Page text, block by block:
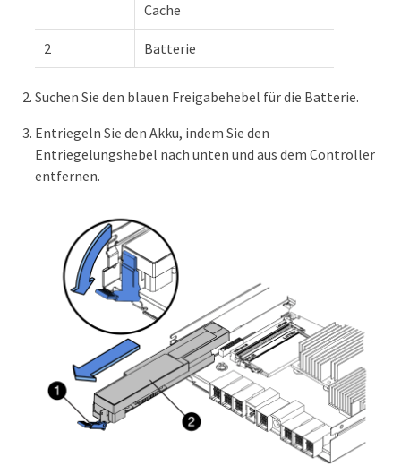
Cache
2 Batterie
Suchen Sie den blauen Freigabehebel für die Batterie.
Entriegeln Sie den Akku, indem Sie den
Entriegelungshebel nach unten und aus dem Controller
entfernen.